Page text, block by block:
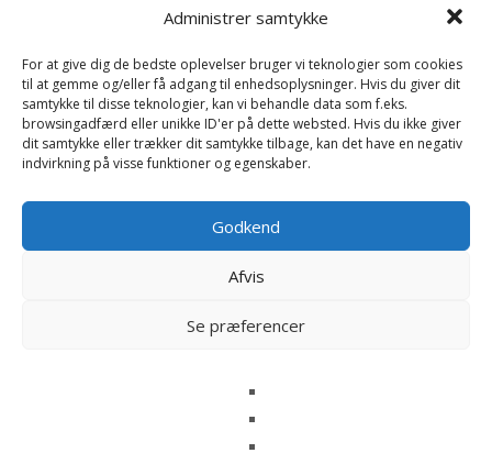
Administrer samtykke
For at give dig de bedste oplevelser bruger vi teknologier som cookies
til at gemme og/eller få adgang til enhedsoplysninger. Hvis du giver dit
samtykke til disse teknologier, kan vi behandle data som f.eks.
browsingadfærd eller unikke ID'er på dette websted. Hvis du ikke giver
dit samtykke eller trækker dit samtykke tilbage, kan det have en negativ
indvirkning på visse funktioner og egenskaber.
Godkend
Afvis
Se præferencer
Squishmallows Caedyn Cow
(40cm)
339kr.
Orange (30cm)
229
Læs mere her